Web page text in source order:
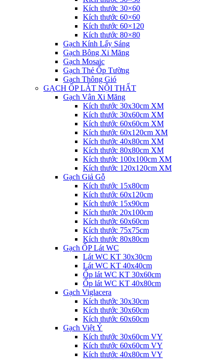
Kích thước 30×60
Kích thước 60×60
Kích thước 60×120
Kích thước 80×80
Gạch Kính Lấy Sáng
Gạch Bông Xi Măng
Gạch Mosaic
Gạch Thẻ Ốp Tường
Gạch Thông Gió
GẠCH ỐP LÁT NỘI THẤT
Gạch Vân Xi Măng
Kích thước 30x30cm XM
Kích thước 30x60cm XM
Kích thước 60x60cm XM
Kích thước 60x120cm XM
Kích thước 40x80cm XM
Kích thước 80x80cm XM
Kích thước 100x100cm XM
Kích thước 120x120cm XM
Gạch Giả Gỗ
Kích thước 15x80cm
Kích thước 60x120cm
Kích thước 15x90cm
Kích thước 20x100cm
Kích thước 60x60cm
Kích thước 75x75cm
Kích thước 80x80cm
Gạch ỐP Lát WC
Lát WC KT 30x30cm
Lát WC KT 40x40cm
Ốp lát WC KT 30x60cm
Ốp lát WC KT 40x80cm
Gạch Viglacera
Kích thước 30x30cm
Kích thước 30x60cm
Kích thước 60x60cm
Gạch Việt Ý
Kích thước 30x60cm VY
Kích thước 60x60cm VY
Kích thước 40x80cm VY